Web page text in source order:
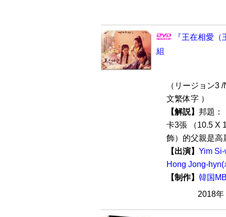
『王在相愛
組
（リージョン3
文繁体字 ）
【解説】 邦題：
卡3張 （10.5 X
飾）的父親是高
【出演】 Yim
Hong Jong-
【制作】 韓国
2018